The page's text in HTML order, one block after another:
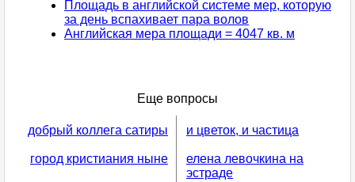
Площадь в английской системе мер, которую
за день вспахивает пара волов
Английская мера площади = 4047 кв. м
Еще вопросы
добрый коллега сатиры
город кристиания ныне
и цветок, и частица
елена левочкина на
эстраде